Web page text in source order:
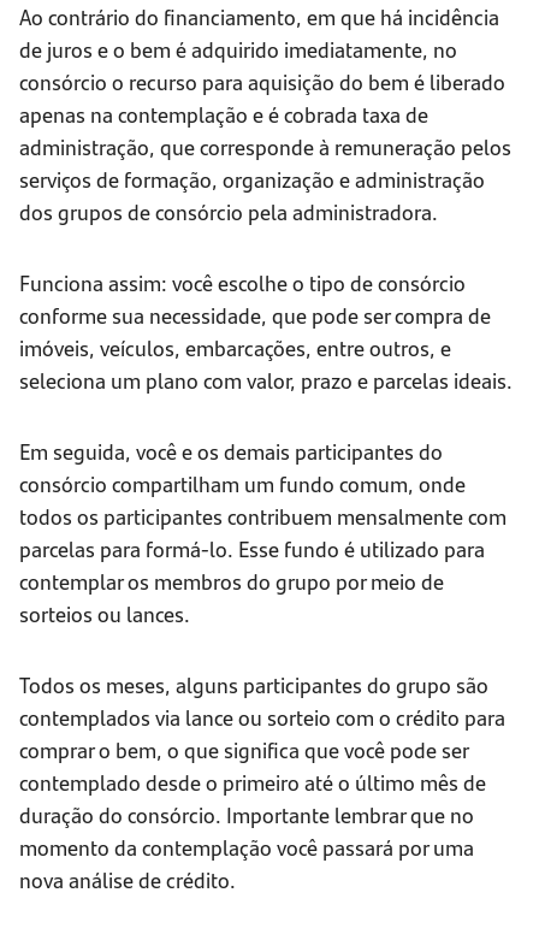
Ao contrário do financiamento, em que há incidência
de juros e o bem é adquirido imediatamente, no
consórcio o recurso para aquisição do bem é liberado
apenas na contemplação e é cobrada taxa de
administração, que corresponde à remuneração pelos
serviços de formação, organização e administração
dos grupos de consórcio pela administradora.
Funciona assim: você escolhe o tipo de consórcio
conforme sua necessidade, que pode ser compra de
imóveis, veículos, embarcações, entre outros, e
seleciona um plano com valor, prazo e parcelas ideais.
Em seguida, você e os demais participantes do
consórcio compartilham um fundo comum, onde
todos os participantes contribuem mensalmente com
parcelas para formá-lo. Esse fundo é utilizado para
contemplar os membros do grupo por meio de
sorteios ou lances.
Todos os meses, alguns participantes do grupo são
contemplados via lance ou sorteio com o crédito para
comprar o bem, o que significa que você pode ser
contemplado desde o primeiro até o último mês de
duração do consórcio. Importante lembrar que no
momento da contemplação você passará por uma
nova análise de crédito.